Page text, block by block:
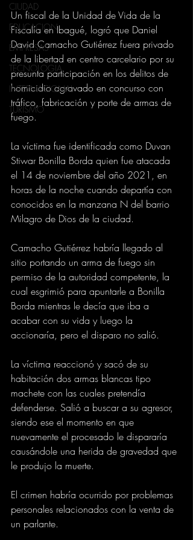
CIUDAD
EDUCACION
EMPRESAS
TECNOLOGIA
INTERNACIONAL
TURISMO
Un fiscal de la Unidad de Vida de la
Fiscalía en Ibagué, logró que Daniel
David Camacho Gutiérrez fuera privado
de la libertad en centro carcelario por su
presunta participación en los delitos de
homicidio agravado en concurso con
tráfico, fabricación y porte de armas de
fuego.
La víctima fue identificada como Duvan
Stiwar Bonilla Borda quien fue atacada
el 14 de noviembre del año 2021, en
horas de la noche cuando departía con
conocidos en la manzana N del barrio
Milagro de Dios de la ciudad.
Camacho Gutiérrez habría llegado al
sitio portando un arma de fuego sin
permiso de la autoridad competente, la
cual esgrimió para apuntarle a Bonilla
Borda mientras le decía que iba a
acabar con su vida y luego la
accionaría, pero el disparo no salió.
La víctima reaccionó y sacó de su
habitación dos armas blancas tipo
machete con las cuales pretendía
defenderse. Salió a buscar a su agresor,
siendo ese el momento en que
nuevamente el procesado le dispararía
causándole una herida de gravedad que
le produjo la muerte.
El crimen habría ocurrido por problemas
personales relacionados con la venta de
un parlante.